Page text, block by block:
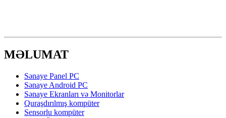
MƏLUMAT
Sənaye Panel PC
Sənaye Android PC
Sənaye Ekranları və Monitorlar
Quraşdırılmış kompüter
Sensorlu kompüter